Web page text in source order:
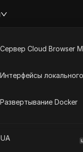
Сервер Cloud Browser
Интерфейсы
Развертывание Docker
Задать